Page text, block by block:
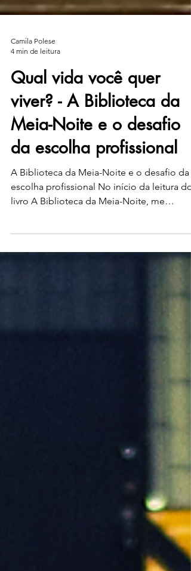
4 min de leitura
Qual vida você quer
viver? - A Biblioteca da
Meia-Noite e o desafio
da escolha profissional
A Biblioteca da Meia-Noite e o desafio da
escolha profissional No início da leitura do
recordei de...